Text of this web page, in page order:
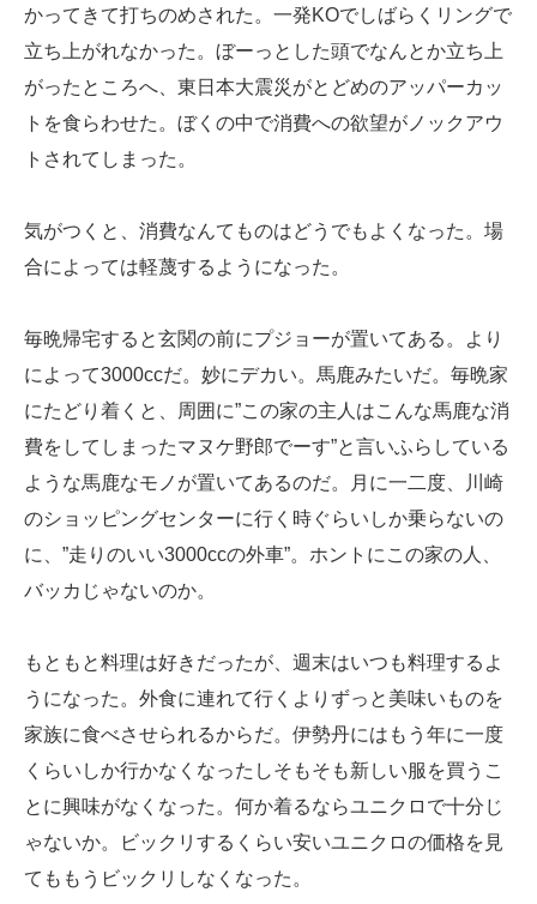
かってきて打ちのめされた。一発KOでしばらくリングで
立ち上がれなかった。ぼーっとした頭でなんとか立ち上
がったところへ、東日本大震災がとどめのアッパーカッ
トを食らわせた。ぼくの中で消費への欲望がノックアウ
トされてしまった。
気がつくと、消費なんてものはどうでもよくなった。場
合によっては軽蔑するようになった。
毎晩帰宅すると玄関の前にプジョーが置いてある。より
によって3000ccだ。妙にデカい。馬鹿みたいだ。毎晩家
にたどり着くと、周囲に”この家の主人はこんな馬鹿な消
費をしてしまったマヌケ野郎でーす”と言いふらしている
ような馬鹿なモノが置いてあるのだ。月に一二度、川崎
のショッピングセンターに行く時ぐらいしか乗らないの
に、”走りのいい3000ccの外車”。ホントにこの家の人、
バッカじゃないのか。
もともと料理は好きだったが、週末はいつも料理するよ
うになった。外食に連れて行くよりずっと美味いものを
家族に食べさせられるからだ。伊勢丹にはもう年に一度
くらいしか行かなくなったしそもそも新しい服を買うこ
とに興味がなくなった。何か着るならユニクロで十分じ
ゃないか。ビックリするくらい安いユニクロの価格を見
てももうビックリしなくなった。